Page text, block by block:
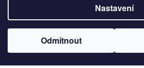
Nastavení
Odmítnout
Vytvořil Shoptet
Copyright 2026 AVENTO Jewellery